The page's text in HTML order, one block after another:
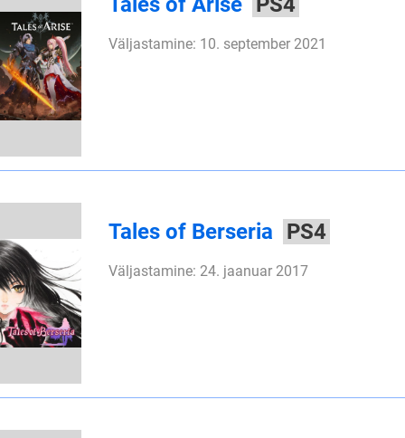
Väljastamine: 10. september 2021
Tales of Berseria PS4
Väljastamine: 24. jaanuar 2017